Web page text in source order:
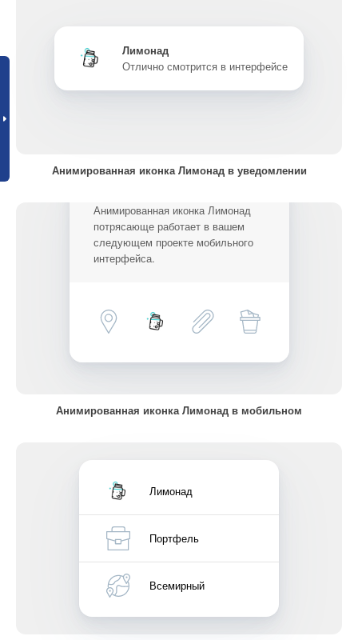
Лимонад
Отлично смотрится в интерфейсе
Анимированная иконка Лимонад в уведомлении
Анимированная иконка Лимонад
потрясающе работает в вашем
следующем проекте мобильного
интерфейса.
Анимированная иконка Лимонад в мобильном
Лимонад
Портфель
Всемирный